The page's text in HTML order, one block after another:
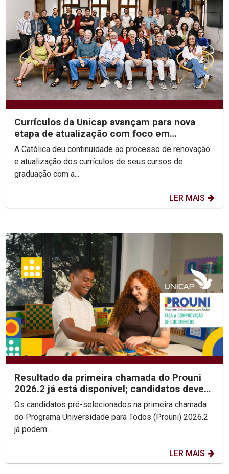
Currículos da Unicap avançam para nova
etapa de atualização com foco em
competências e habilidades
A Católica deu continuidade ao processo de renovação
e atualização dos currículos de seus cursos de
graduação com a...
LER MAIS
Resultado da primeira chamada do Prouni
2026.2 já está disponível; candidatos devem
enviar...
Os candidatos pré-selecionados na primeira chamada
do Programa Universidade para Todos (Prouni) 2026.2
já podem...
LER MAIS